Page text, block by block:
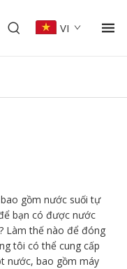
VI
gồm nước suối tự
bạn có được nước
Làm thế nào để đóng
tôi có thể cung cấp
nước, bao gồm máy